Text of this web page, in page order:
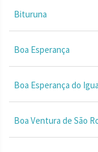
Bituruna
Boa Esperança
Boa Esperança do
Boa Ventura de São